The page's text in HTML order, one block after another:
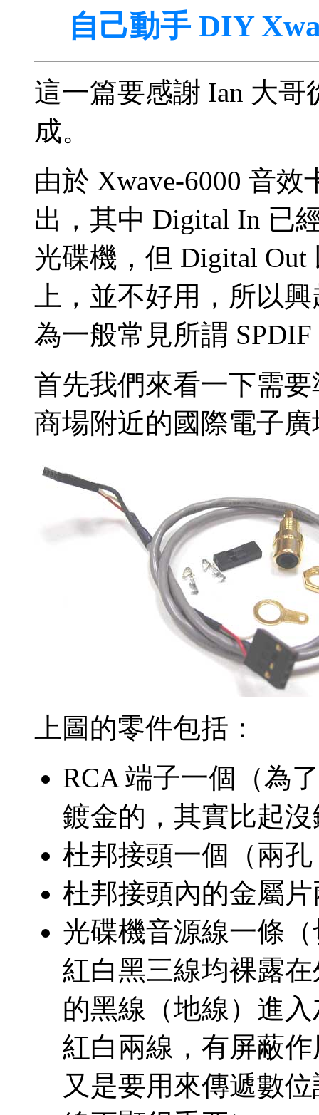
自己動手 DIY
這一篇要感謝 Ian 大
成。
由於 Xwave-6000 音
出，其中 Digital In 已
光碟機，但 Digital
上，並不好用，所以
為一般常見所謂
首先我們來看一下需
商場附近的國際電子
上圖的零件包括：
RCA 端子一個（為
鍍金的，其實比起
杜邦接頭一個（兩
杜邦接頭內的金屬
光碟機音源線一條
紅白黑三線均裸露
的黑線（地線）進
紅白兩線，有屏蔽
又是要用來傳遞數